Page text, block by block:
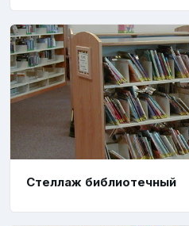
Стеллаж библиотечный